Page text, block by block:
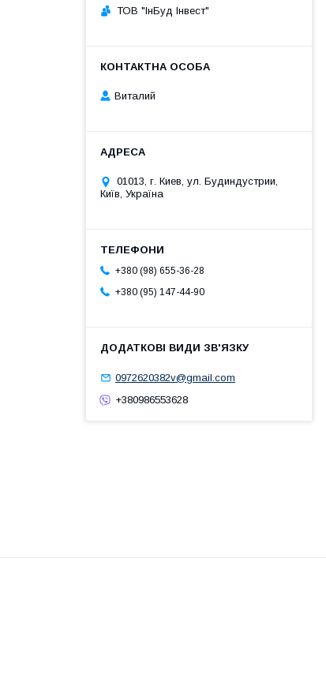
ТОВ "ІнБуд Інвест"
Виталий
01013, г. Киев, ул. Будиндустрии,
Київ, Україна
+380 (98) 655-36-28
+380 (95) 147-44-90
0972620382v@gmail.com
+380986553628